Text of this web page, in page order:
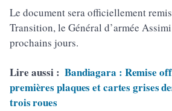
Le document sera officiellement
Transition, le Général d’armée
prochains jours.
Lire aussi : Bandiagara : Remise
premières plaques et cartes grises
trois roues